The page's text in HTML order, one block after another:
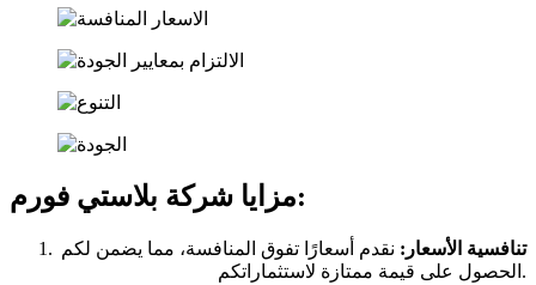
مزايا شركة بلاستي فورم:
تنافسية الأسعار: نقدم أسعارًا تفوق المنافسة، مما يضمن لكم
الحصول على قيمة ممتازة لاستثماراتكم.